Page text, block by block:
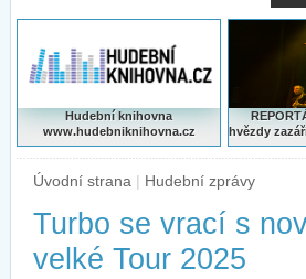
Hudební knihovna
www.hudebniknihovna.cz
hvězdy
Úvodní strana | Hudební zprávy
Turbo se vrací s
velké Tour 2025